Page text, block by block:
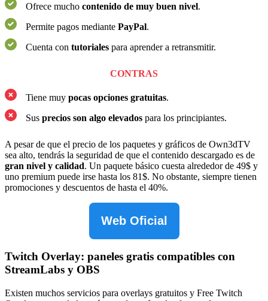
Ofrece mucho contenido de muy buen nivel.
Permite pagos mediante PayPal.
Cuenta con tutoriales para aprender a retransmitir.
CONTRAS
Tiene muy pocas opciones gratuitas.
Sus precios son algo elevados para los principiantes.
A pesar de que el precio de los paquetes y gráficos de Own3dTV
sea alto, tendrás la seguridad de que el contenido descargado es de
gran nivel y calidad. Un paquete básico cuesta alrededor de 49$ y
uno premium puede irse hasta los 81$. No obstante, siempre tienen
promociones y descuentos de hasta el 40%.
Web Oficial
Twitch Overlay: paneles gratis compatibles con
StreamLabs y OBS
Existen muchos servicios para overlays gratuitos y Free Twitch